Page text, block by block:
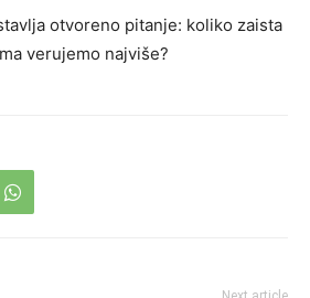
otvoreno pitanje: koliko zaista
verujemo najviše?